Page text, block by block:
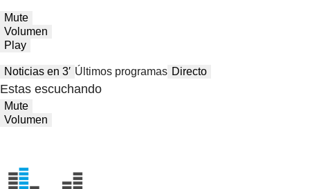
Mute
Volumen
Play
Noticias en 3′ Últimos programas Directo
Estas escuchando
Mute
Volumen